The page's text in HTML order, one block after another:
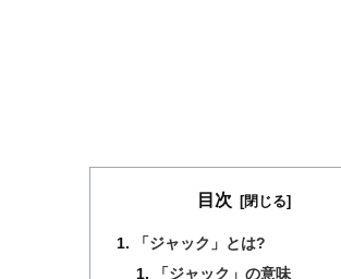
目次
「ジャック」とは?
「ジャック」の意味